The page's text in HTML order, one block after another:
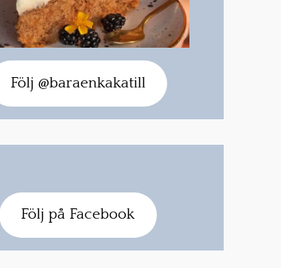
Följ @baraenkakatill
Följ på Facebook